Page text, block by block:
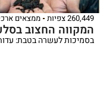
260,449 צפיות ממצאים
המקווה החצוב
בסמיכות לעשרה בטבת: עדות